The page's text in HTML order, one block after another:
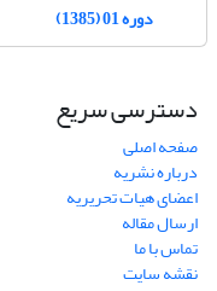
دوره 01 (1385)
دسترسی سریع
صفحه اصلی
درباره نشریه
اعضای هیات تحریریه
ارسال مقاله
تماس با ما
نقشه سایت